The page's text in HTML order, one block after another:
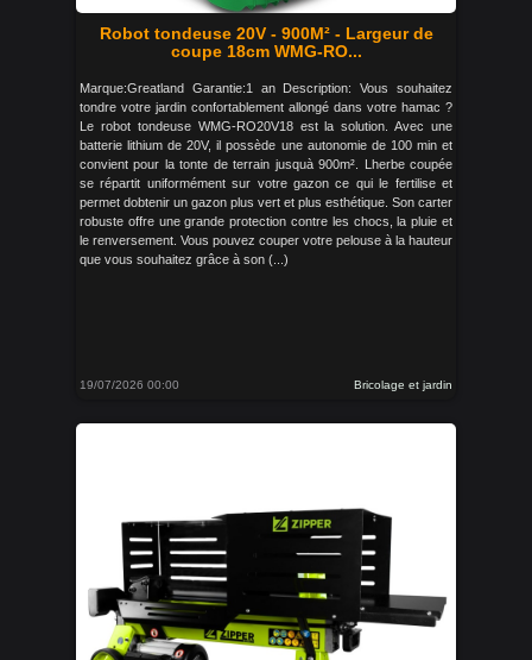
Robot tondeuse 20V - 900M² - Largeur de
coupe 18cm WMG-RO...
Marque:Greatland Garantie:1 an Description: Vous souhaitez
tondre votre jardin confortablement allongé dans votre hamac ?
Le robot tondeuse WMG-RO20V18 est la solution. Avec une
batterie lithium de 20V, il possède une autonomie de 100 min et
convient pour la tonte de terrain jusquà 900m². Lherbe coupée
se répartit uniformément sur votre gazon ce qui le fertilise et
permet dobtenir un gazon plus vert et plus esthétique. Son carter
robuste offre une grande protection contre les chocs, la pluie et
le renversement. Vous pouvez couper votre pelouse à la hauteur
que vous souhaitez grâce à son (...)
19/07/2026 00:00 Bricolage et jardin